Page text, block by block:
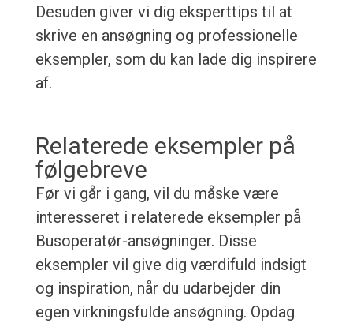
Desuden giver vi dig eksperttips til at
skrive en ansøgning og professionelle
eksempler, som du kan lade dig inspirere
af.
Relaterede eksempler på
følgebreve
Før vi går i gang, vil du måske være
interesseret i relaterede eksempler på
Busoperatør-ansøgninger. Disse
eksempler vil give dig værdifuld indsigt
og inspiration, når du udarbejder din
egen virkningsfulde ansøgning. Opdag